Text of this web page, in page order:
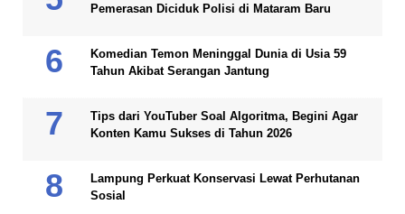
Pemerasan Diciduk Polisi di Mataram Baru
Komedian Temon Meninggal Dunia di Usia 59
Tahun Akibat Serangan Jantung
Tips dari YouTuber Soal Algoritma, Begini Agar
Konten Kamu Sukses di Tahun 2026
Lampung Perkuat Konservasi Lewat Perhutanan
Sosial